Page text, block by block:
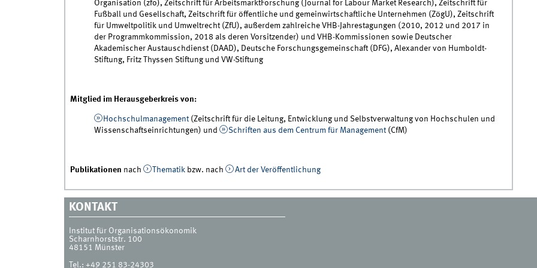
Organisation (zfo), Zeitschrift für ArbeitsmarktForschung (Journal for Labour Market Research), Zeitschrift für
Fußball und Gesellschaft, Zeitschrift für öffentliche und gemeinwirtschaftliche Unternehmen (ZögU), Zeitschrift
für Umweltpolitik und Umweltrecht (ZfU), außerdem zahlreiche VHB-Jahrestagungen (2010, 2012 und 2017 in
der Programmkommission, 2018 als deren Vorsitzender) und VHB-Kommissionen sowie Deutscher
Akademischer Austauschdienst (DAAD), Deutsche Forschungsgemeinschaft (DFG), Alexander von Humboldt-
Stiftung, Fritz Thyssen Stiftung und VW-Stiftung
Mitglied im Herausgeberkreis von:
Hochschulmanagement (Zeitschrift für die Leitung, Entwicklung und Selbstverwaltung von Hochschulen und
Wissenschaftseinrichtungen) und
Schriften aus dem Centrum für Management (CfM)
Publikationen nach Thematik bzw. nach Art der Veröffentlichung
KONTAKT
Institut für Organisationsökonomik
Scharnhorststr. 100
48151 Münster
Tel.: +49 251 83-24303